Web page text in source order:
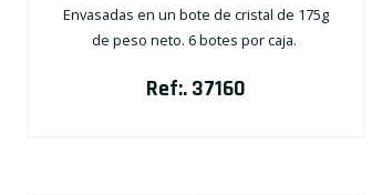
Envasadas en un bote de cristal de 175g
de peso neto. 6 botes por caja.
Ref:. 37160